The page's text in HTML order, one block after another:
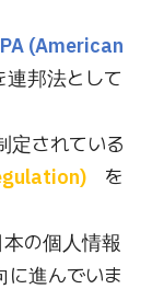
(American
連邦法として
定されている
を
の個人情報
に進んでいま